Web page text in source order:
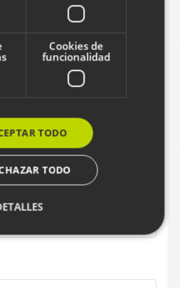
Formato de texto plano. Las
correo electrónico se
Comentarios están
Cookies de
funcionalidad
TODO
TODO
de rendimiento